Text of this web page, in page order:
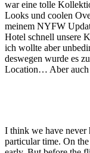
war eine tolle
Looks und coolen
meinem NYFW
Hotel schnell unsere
ich wollte aber
deswegen wurde es
Location… Aber auch
I think we have never
particular time. On